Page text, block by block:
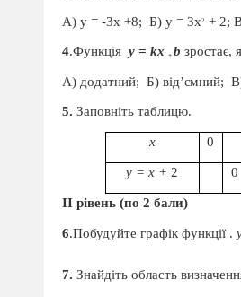
А) у = -3х +8; Б) у = 3х2 + 2;
4.Функція y =kx +b зростає,
А) додатний; Б) від’ємний;
5. Заповніть таблицю.
х 0
у = х +2 0
II рівень (по 2 бали)
6.Побудуйте графік функції .
7.Знайдіть область